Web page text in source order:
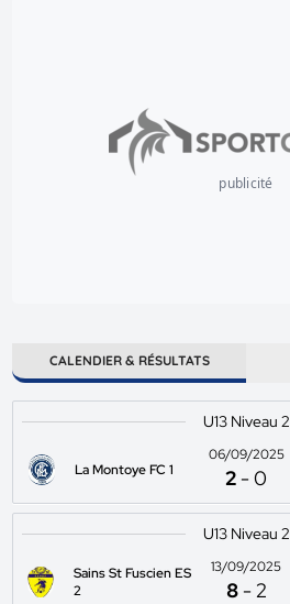
publicité
CALENDIER & RÉSULTATS
U13 Niveau 2
La Montoye FC 1
06/09/2025
2 -0
U13 Niveau 2
Sains St Fuscien ES
2
13/09/2025
8 -2